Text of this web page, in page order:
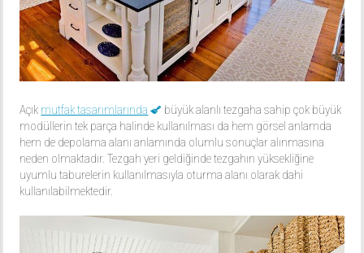
Açık mutfak tasarımlarında
büyük alanlı tezgaha sahip çok büyük
modüllerin tek parça halinde kullanılması da hem görsel anlamda
hem de depolama alanı anlamında olumlu sonuçlar alınmasına
neden olmaktadır. Tezgah yeri geldiğinde tezgahın yüksekliğine
uyumlu taburelerin kullanılmasıyla oturma alanı olarak dahi
kullanılabilmektedir.